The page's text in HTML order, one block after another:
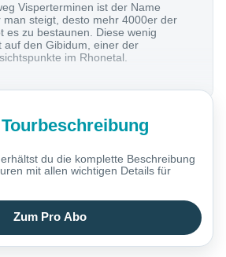
Visperterminen ist der Name
man steigt, desto mehr 4000er der
es zu bestaunen. Diese wenig
auf den Gibidum, einer der
im Rhonetal.
du die komplette Beschreibung
mit allen wichtigen Details für
Zum Pro Abo